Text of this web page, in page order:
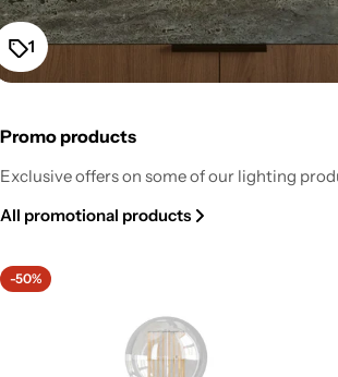
1
Fermaluce Esse14 Wall or Ceiling Mount
Regular
From $52.20
Promo products
Exclusive offers on some of our lighting
All promotional products
-50%